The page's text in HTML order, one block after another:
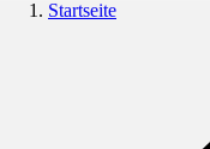
Startseite